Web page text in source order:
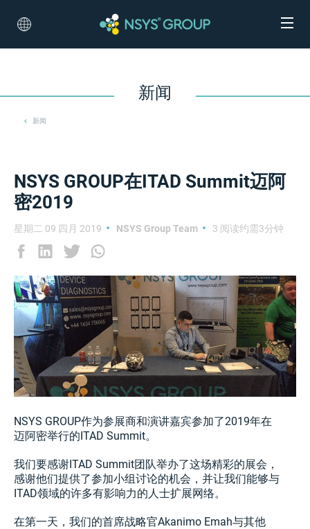
新闻
新闻
NSYS GROUP在ITAD Summit迈阿
密2019
星期二 09 四月 2019 NSYS Group Team 3 阅读约需3分钟
NSYS GROUP作为参展商和演讲嘉宾参加了2019年在
迈阿密举行的ITAD Summit。
我们要感谢ITAD Summit团队举办了这场精彩的展会，
感谢他们提供了参加小组讨论的机会，并让我们能够与
ITAD领域的许多有影响力的人士扩展网络。
在第一天，我们的首席战略官Akanimo Emah与其他